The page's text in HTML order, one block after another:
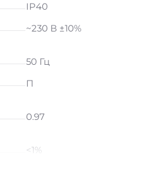
IP40
~230 В ±10%
50 Гц
П
0.97
<1%